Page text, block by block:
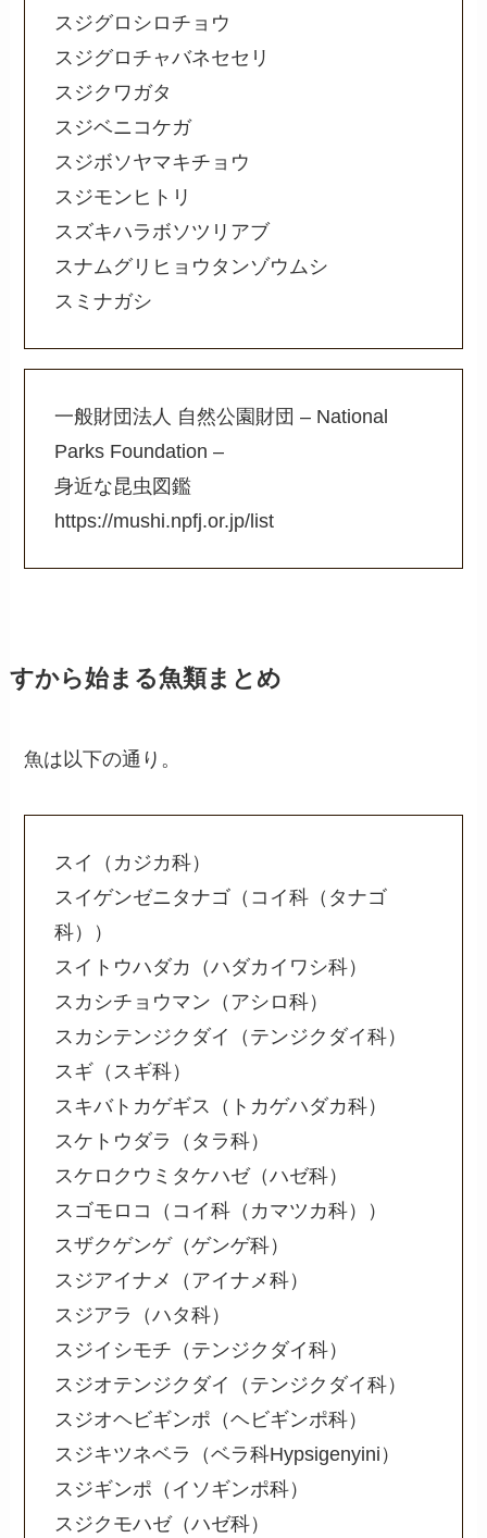
スジグロシロチョウ
スジグロチャバネセセリ
スジクワガタ
スジベニコケガ
スジボソヤマキチョウ
スジモンヒトリ
スズキハラボソツリアブ
スナムグリヒョウタンゾウムシ
スミナガシ
一般財団法人 自然公園財団 – National
Parks Foundation –
身近な昆虫図鑑
https://mushi.npfj.or.jp/list
すから始まる魚類まとめ
魚は以下の通り。
スイ（カジカ科）
スイゲンゼニタナゴ（コイ科（タナゴ
科））
スイトウハダカ（ハダカイワシ科）
スカシチョウマン（アシロ科）
スカシテンジクダイ（テンジクダイ科）
スギ（スギ科）
スキバトカゲギス（トカゲハダカ科）
スケトウダラ（タラ科）
スケロクウミタケハゼ（ハゼ科）
スゴモロコ（コイ科（カマツカ科））
スザクゲンゲ（ゲンゲ科）
スジアイナメ（アイナメ科）
スジアラ（ハタ科）
スジイシモチ（テンジクダイ科）
スジオテンジクダイ（テンジクダイ科）
スジオヘビギンポ（ヘビギンポ科）
スジキツネベラ（ベラ科Hypsigenyini）
スジギンポ（イソギンポ科）
スジクモハゼ（ハゼ科）